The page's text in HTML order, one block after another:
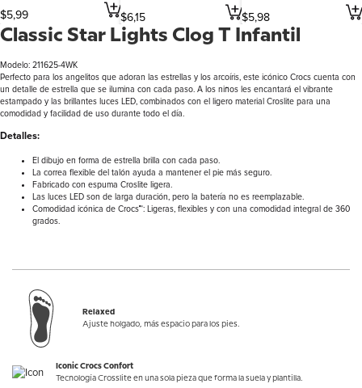
$5,99 $6,15 $5,98
Classic Star Lights Clog T Infantil
Modelo: 211625-4WK
Perfecto para los angelitos que adoran las estrellas y los arcoíris, este icónico Crocs cuenta con
un detalle de estrella que se ilumina con cada paso. A los niños les encantará el vibrante
estampado y las brillantes luces LED, combinados con el ligero material Croslite para una
comodidad y facilidad de uso durante todo el día.
Detalles:
El dibujo en forma de estrella brilla con cada paso.
La correa flexible del talón ayuda a mantener el pie más seguro.
Fabricado con espuma Croslite ligera.
Las luces LED son de larga duración, pero la batería no es reemplazable.
Comodidad icónica de Crocs™: Ligeras, flexibles y con una comodidad integral de 360
grados.
Relaxed
Ajuste holgado, más espacio para los pies.
Iconic Crocs Confort
Tecnología Crosslite en una sola pieza que forma la suela y plantilla.